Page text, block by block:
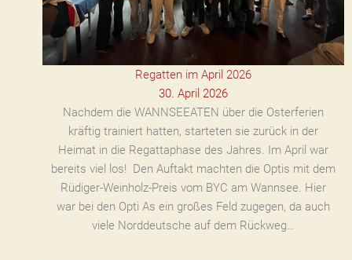
Regatten im April 2026
30. April 2026
Nachdem die WANNSEEATEN über die Osterferien
kräftig trainiert hatten, starteten sie zurück in der
Heimat in die Regattaphase des Jahres. Im April war
bereits viel los! Den Auftakt machten die Optis mit dem
Rüdiger-Weinholz-Preis vom BYC am Wannsee. Hier
war bei den Opti As ein großes Feld zugegen, da auch
viele Norddeutsche auf dem Rückweg…